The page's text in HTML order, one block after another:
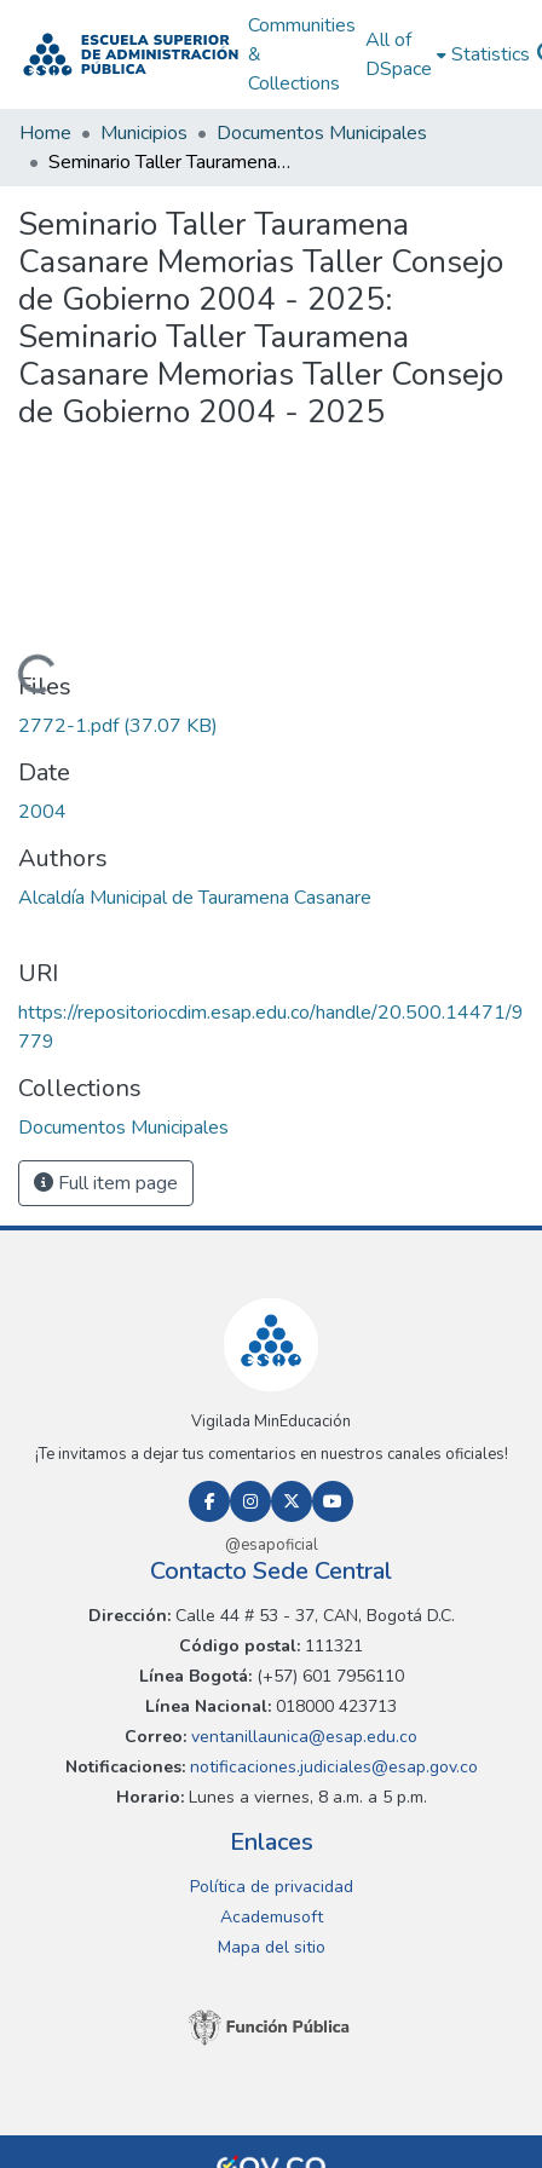
Communities
&
Collections
All of
DSpace
Statistics
Home Municipios
Documentos Municipales
Seminario Taller Tauramena Casanare Memorias Taller Consejo de Gobierno 2004 - 2025: Seminario Taller Tauramena Casanare Memorias Taller Consejo de Gobierno 2004 - 2025
Seminario Taller Tauramena
Casanare Memorias Taller Consejo
de Gobierno 2004 - 2025:
Seminario Taller Tauramena
Casanare Memorias Taller Consejo
de Gobierno 2004 - 2025
Loading...
Files
2772-1.pdf(37.07 KB)
Date
2004
Authors
Alcaldía Municipal de Tauramena Casanare
URI
https://repositoriocdim.esap.edu.co/handle/20.500.14471/9
779
Collections
Documentos Municipales
Full item page
Vigilada MinEducación
¡Te invitamos a dejar tus comentarios en nuestros canales oficiales!
@esapoficial
Contacto Sede Central
Dirección:Calle 44 # 53 - 37, CAN, Bogotá D.C.
Código postal: 111321
Línea Bogotá:(+57) 601 7956110
Línea Nacional: 018000 423713
Correo: ventanillaunica@esap.edu.co
Notificaciones:notificaciones.judiciales@esap.gov.co
Horario:Lunes a viernes, 8 a.m. a 5 p.m.
Enlaces
Política de privacidad
Academusoft
Mapa del sitio